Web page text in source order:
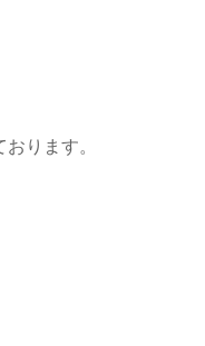
ります。